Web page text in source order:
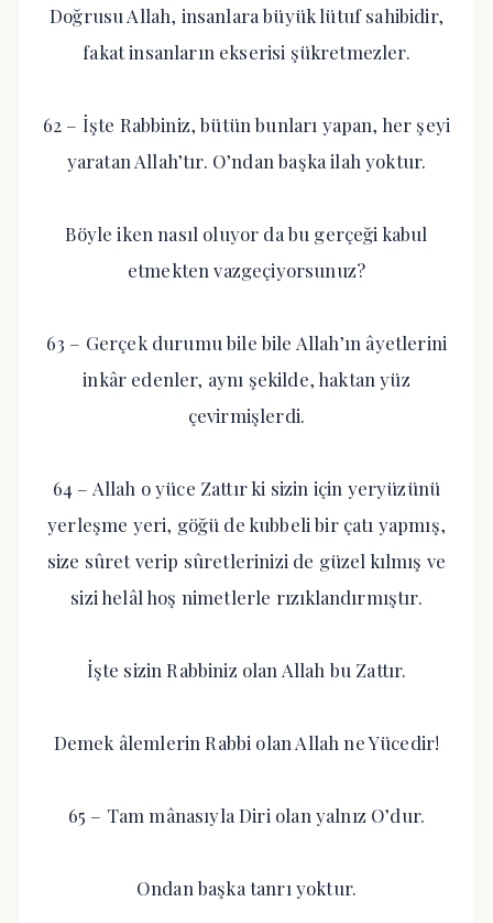
Doğrusu Allah, insanlara büyük lütuf sahibidir,
fakat insanların ekserisi şükretmezler.
62 – İşte Rabbiniz, bütün bunları yapan, her şeyi
yaratan Allah’tır. O’ndan başka ilah yoktur.
Böyle iken nasıl oluyor da bu gerçeği kabul
etmekten vazgeçiyorsunuz?
63 – Gerçek durumu bile bile Allah’ın âyetlerini
inkâr edenler, aynı şekilde, haktan yüz
çevirmişlerdi.
64 – Allah o yüce Zattır ki sizin için yeryüzünü
yerleşme yeri, göğü de kubbeli bir çatı yapmış,
size sûret verip sûretlerinizi de güzel kılmış ve
sizi helâl hoş nimetlerle rızıklandırmıştır.
İşte sizin Rabbiniz olan Allah bu Zattır.
Demek âlemlerin Rabbi olan Allah ne Yücedir!
65 – Tam mânasıyla Diri olan yalnız O’dur.
Ondan başka tanrı yoktur.